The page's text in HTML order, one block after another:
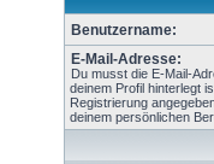
Benutzername:
E-Mail-Adresse:
Du musst die E-Mail-
deinem Profil hinterlegt
Registrierung
deinem persönlichen